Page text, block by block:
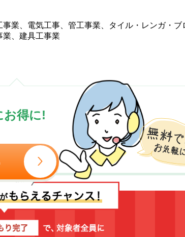
業、電気工事、管工事業、タイル・レンガ・ブ
業、建具工事業
お得に!